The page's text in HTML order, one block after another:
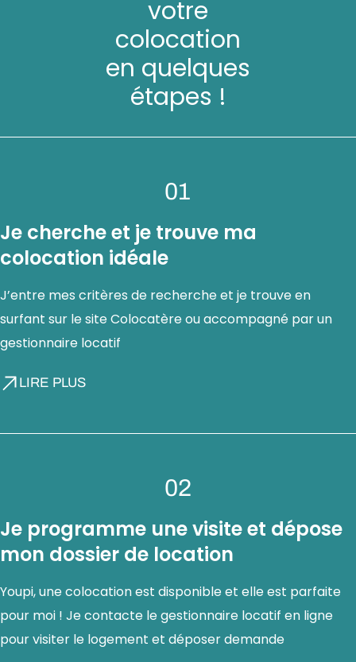
votre
colocation
en quelques
étapes !
01
Je cherche et je trouve ma
colocation idéale
J’entre mes critères de recherche et je trouve en
surfant sur le site Colocatère ou accompagné par un
gestionnaire locatif
LIRE PLUS
02
Je programme une visite et dépose
mon dossier de location
Youpi, une colocation est disponible et elle est parfaite
pour moi ! Je contacte le gestionnaire locatif en ligne
pour visiter le logement et déposer demande